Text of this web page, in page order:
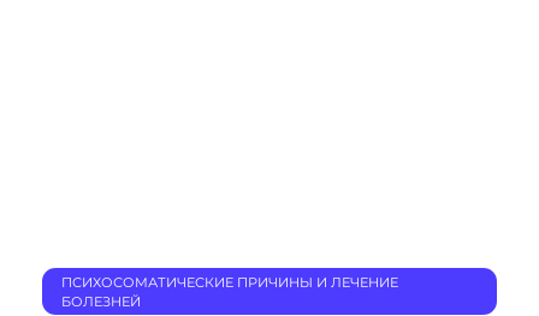
ПСИХОСОМАТИЧЕСКИЕ ПРИЧИНЫ И ЛЕЧЕНИЕ
БОЛЕЗНЕЙ